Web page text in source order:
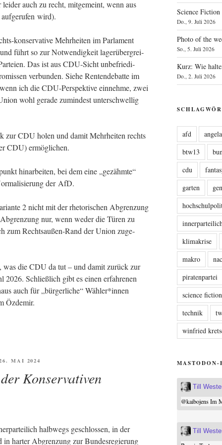
auch zu recht, mit­ge­meint, wenn aus
auf­ge­ru­fen wird).
kon­ser­va­ti­ve Mehr­hei­ten im Par­la­ment
führt so zur Not­wen­dig­keit lager­über­grei­
Das ist aus CDU-Sicht unbe­frie­di­
ver­bun­den. Sie­he Ren­ten­de­bat­te im
ich die CDU-Per­spek­ti­ve ein­neh­me, zwei
wohl gera­de zumin­dest unter­schwel­lig
CDU holen und damit Mehr­hei­ten rechts
CDU) ermöglichen.
hin­ar­bei­ten, bei dem eine „gezähm­te“
der AfD.
2 nicht mit der rhe­to­ri­schen Abgren­zung
nur, wenn weder die Türen zu
zum Rechts­au­ßen-Rand der Uni­on zuge­
die CDU da tut – und damit zurück zur
2026. Schließ­lich gibt es einen erfah­re­nen
auch für „bür­ger­li­che“ Wähler*innen
Özdemir.
MAI 2024
Konservativen
halb­wegs geschlos­sen, in der
har­ter Abgren­zung zur Bun­des­re­gie­rung
Science
Do., 9. Juli 2026
Photo of the
So., 5. Juli 2026
Kurz: Wie
Do., 2. Juli 2026
afd
btw13
cdu
garten
klimakrise
makro
piratenpartei
science fiction
technik
winfried
MASTODON-
Till
@kaibojensIm
Till